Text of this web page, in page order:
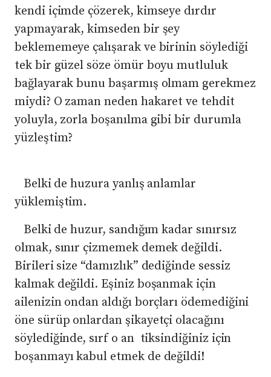
kendi içimde çözerek, kimseye dırdır
yapmayarak, kimseden bir şey
beklememeye çalışarak ve birinin söylediği
tek bir güzel söze ömür boyu mutluluk
bağlayarak bunu başarmış olmam gerekmez
miydi? O zaman neden hakaret ve tehdit
yoluyla, zorla boşanılma gibi bir durumla
yüzleştim?
​ Belki de huzura yanlış anlamlar
yüklemiştim.
Belki de huzur, sandığım kadar sınırsız
olmak, sınır çizmemek demek değildi.
Birileri size “damızlık” dediğinde sessiz
kalmak değildi. Eşiniz boşanmak için
ailenizin ondan aldığı borçları ödemediğini
öne sürüp onlardan şikayetçi olacağını
söylediğinde, sırf o an tiksindiğiniz için
boşanmayı kabul etmek de değildi!